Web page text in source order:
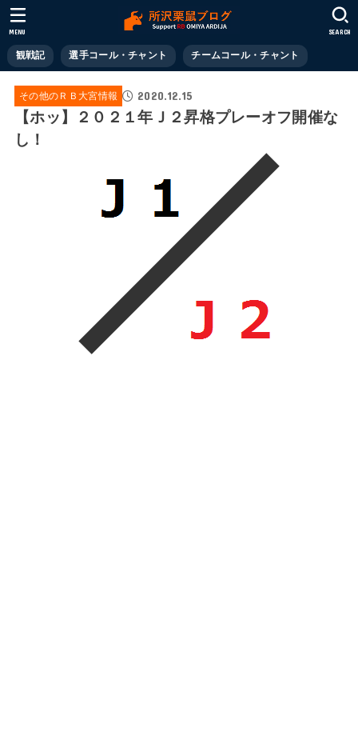
観戦記 選手コール・チャント チームコール・チャント
SEARCH
MENU
その他のＲＢ大宮情報 2020.12.15
【ホッ】２０２１年Ｊ２昇格プレーオフ開催な
し！